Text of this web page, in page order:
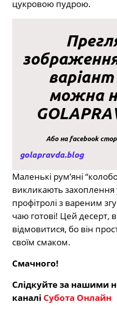
цукровою пудрою.
Маленькі рум’яні
викликають захоплення
профітролі з вареним
чаю готові! Цей десерт,
відмовитися, бо він
своїм смаком.
Смачного!
Слідкуйте за нашими
каналі Субота Онлайн